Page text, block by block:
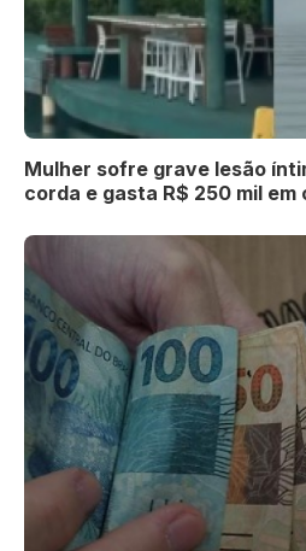
Mulher sofre grave lesão
corda e gasta R$ 250 mil em